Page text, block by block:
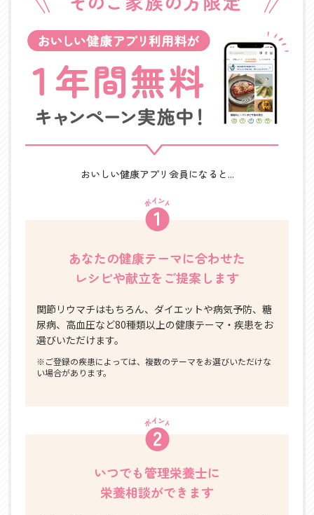
おいしい健康アプリ会員になると...
あなたの健康テーマに合わせた
レシピや献立をご提案します
関節リウマチはもちろん、ダイエットや病気予防、糖
尿病、高血圧など80種類以上の健康テーマ・疾患をお
選びいただけます。
※ご登録の疾患によっては、複数のテーマをお選びいただけな
い場合があります。
いつでも管理栄養士に
栄養相談ができます